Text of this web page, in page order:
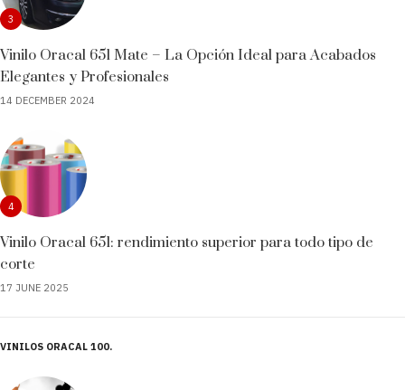
3
Vinilo Oracal 651 Mate – La Opción Ideal para Acabados
Elegantes y Profesionales
14 DECEMBER 2024
4
Vinilo Oracal 651: rendimiento superior para todo tipo de
corte
17 JUNE 2025
VINILOS ORACAL 100